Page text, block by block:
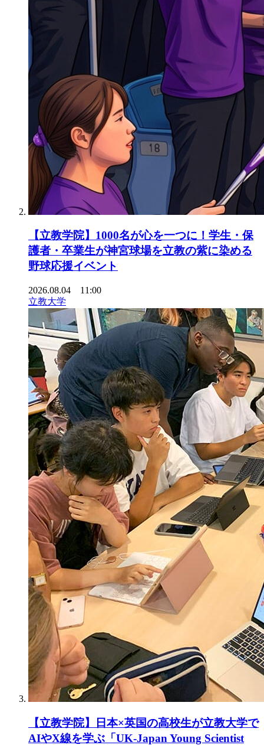
【立教学院】1000名が心を一つに！学生・保
護者・卒業生が神宮球場を立教の紫に染める
野球応援イベント
2026.08.04 11:00
立教大学
【立教学院】日本×英国の高校生が立教大学で
AIやX線を学ぶ「UK-Japan Young Scientist